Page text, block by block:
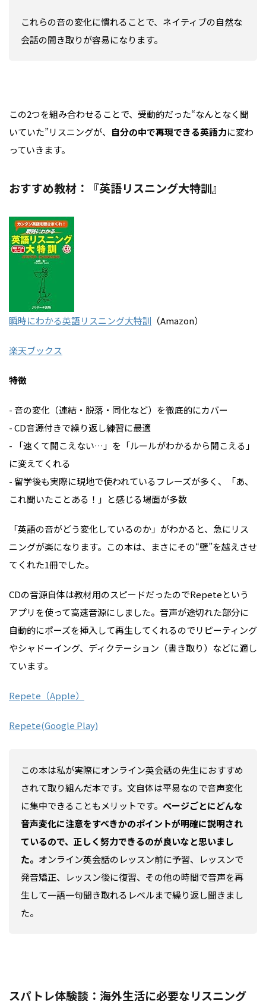
これらの音の変化に慣れることで、ネイティブの自然な
会話の聞き取りが容易になります。
この2つを組み合わせることで、受動的だった“なんとなく聞
いていた”リスニングが、 自分の中で再現できる英語力に変わ
っていきます。
おすすめ教材：『英語リスニング大特訓』
瞬時にわかる英語リスニング大特訓 （Amazon）
楽天ブックス
特徴
- 音の変化（連結・脱落・同化など）を徹底的にカバー
- CD音源付きで繰り返し練習に最適
- 「速くて聞こえない…」を「ルールがわかるから聞こえる」
に変えてくれる
- 留学後も実際に現地で使われているフレーズが多く、「あ、
これ聞いたことある！」と感じる場面が多数
「英語の音がどう変化しているのか」がわかると、急にリス
ニングが楽になります。この本は、まさにその“壁”を越えさせ
てくれた1冊でした。
CDの音源自体は教材用のスピードだったのでRepeteという
アプリを使って高速音源にしました。音声が途切れた部分に
自動的にポーズを挿入して再生してくれるのでリピーティング
やシャドーイング、ディクテーション（書き取り）などに適し
ています。
Repete（Apple）
Repete(Google Play)
この本は私が実際にオンライン英会話の先生におすすめ
されて取り組んだ本です。文自体は平易なので音声変化
に集中できることもメリットです。 ページごとにどんな
音声変化に注意をすべきかのポイントが明確に説明され
ているので、正しく努力できるのが良いなと思いまし
た。 オンライン英会話のレッスン前に予習、レッスンで
発音矯正、レッスン後に復習、その他の時間で音声を再
生して一語一句聞き取れるレベルまで繰り返し聞きまし
た。
スパトレ体験談：海外生活に必要なリスニング